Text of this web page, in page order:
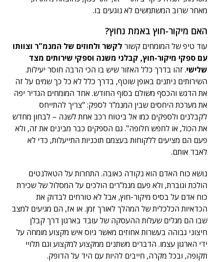
מאחר שרוב המשתמשים לא נוגעים בו.
האם מיקור-חוץ באמת נחוץ?
עוד טיפ של המומחים קשורלקשר ולחוזים של המנמ"ר וצוותו
עם ספקי מיקור-חוץ, קבלני משנה וספקי שירותים מצד
שלישי. זהו בדרך כלל האזור שיש בו הכי הרבה חוסר יעילות.
השירותים ניתנים באופן שוטף, בדרך כלל לא כל כך שמים על זה
את הדגש והכסף משולם בסוף החודש. אחד המומחים הגדיר יפה
את מערכת היחסים שבין המנמ"ר לספק: "צריך להתייחס
לקבלנים ולספקים כמו אל ביטוח רכב אחת לשנה – לבחון מחדש
את הכול, או לחפש חלופה". גם הספקים כבר מבינים את זה, ולא
פעם הם מציעים ללקוחות בעצמם תוכניות התייעלות, כדי לא
לאבד אותם.
נושא כוח האדם הוא נקודה כאובה. התחרות על הטאלנטים
הולכת וגוברת, ולא פעם מנמ"רים הולכים על המסלול של שכירת
כוח אדם על בסיס מיקור-חוץ, אבל לא טורחים לבדוק את
הכדאיות הכלכלית של המהלך לאורך זמן. או אז, הם מגיעים למצב
שבו הם מגלים שעלות ההעסקה של עובד בארגון דרך קבלן
חיצוני גבוהה בעשרות אחוזים מאשר גיוס איש מקצוע מומחה על
ידי הארגון עצמו. הדברים משתנים ממקצוע למקצוע וגם תלויי
תקופה, ובכל מקרה, חייבים להיות עם היד על הדופק.